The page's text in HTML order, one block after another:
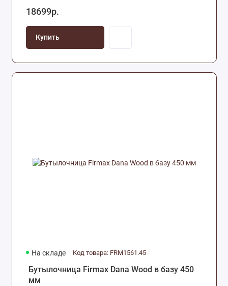
18699р.
Купить
На складе Код товара: FRM1561.45
Бутылочница Firmax Dana Wood в базу 450
мм